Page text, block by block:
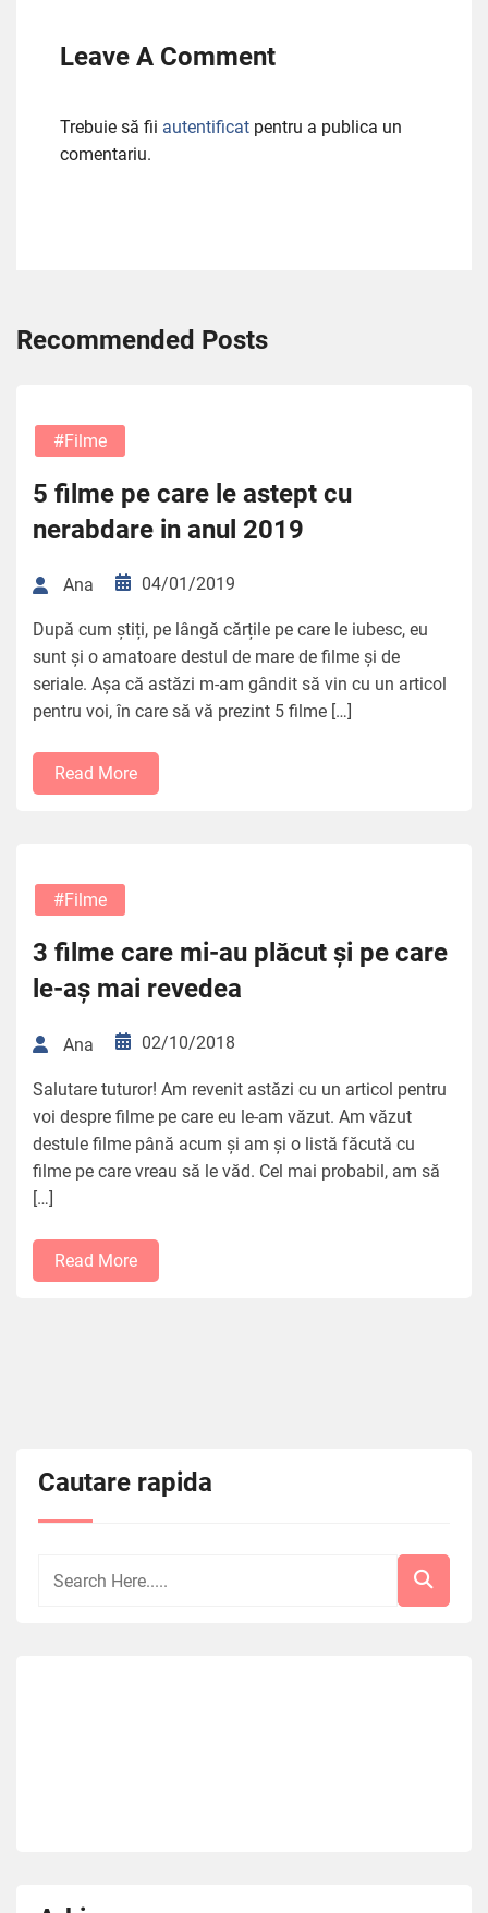
Leave A Comment
Trebuie să fii autentificat pentru a publica un
comentariu.
Recommended Posts
#filme
5 filme pe care le astept cu
nerabdare in anul 2019
Ana 04/01/2019
După cum știți, pe lângă cărțile pe care le iubesc, eu
sunt și o amatoare destul de mare de filme și de
seriale. Așa că astăzi m-am gândit să vin cu un articol
pentru voi, în care să vă prezint 5 filme […]
Read More
#filme
3 filme care mi-au plăcut și pe care
le-aș mai revedea
Ana 02/10/2018
Salutare tuturor! Am revenit astăzi cu un articol pentru
voi despre filme pe care eu le-am văzut. Am văzut
destule filme până acum și am și o listă făcută cu
filme pe care vreau să le văd. Cel mai probabil, am să
[…]
Read More
Cautare rapida